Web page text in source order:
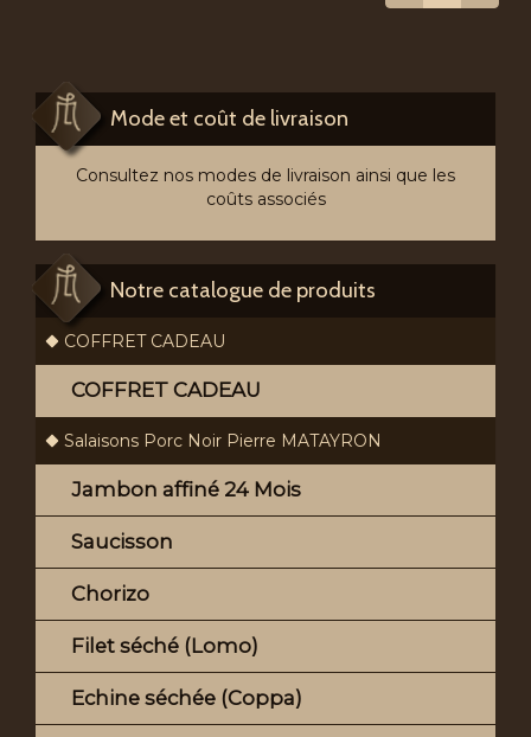
Mode et coût de livraison
Consultez nos modes de livraison ainsi que les
coûts associés
Notre catalogue de produits
COFFRET CADEAU
COFFRET CADEAU
Salaisons Porc Noir Pierre MATAYRON
Jambon affiné 24 Mois
Saucisson
Chorizo
Filet séché (Lomo)
Echine séchée (Coppa)